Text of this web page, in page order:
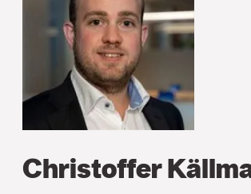
Christoffer